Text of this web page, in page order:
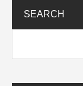
SEARCH